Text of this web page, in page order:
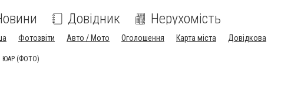
Довідник Нерухомість
Фотозвіти Авто / Мото Оголошення Карта міста Довідкова
ЮАР (ФОТО)